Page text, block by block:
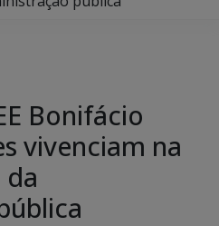
Bonifácio
vivenciam na